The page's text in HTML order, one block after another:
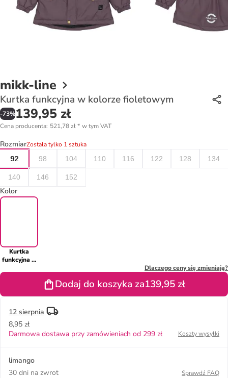
mikk-line
Kurtka funkcyjna w kolorze fioletowym
-73%139,95 zł
Cena producenta: 521,78 zł* w tym VAT
RozmiarZostała tylko 1 sztuka
92
98 104 110 116 122 128 134
140 146 152
Kolor
Kurtka
funkcyjna w
Dlaczego ceny się zmieniają?
Dodaj do koszyka za139,95 zł
12 sierpnia
8,95 zł
Darmowa dostawa przy zamówieniach od 299 zł
Koszty wysyłki
limango
30 dni na zwrot
Sprawdź FAQ